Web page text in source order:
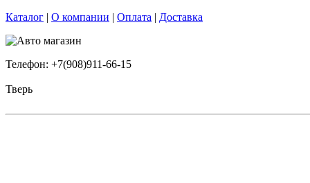
Каталог | О компании | Оплата | Доставка
Телефон: +7(908)911-66-15
Тверь